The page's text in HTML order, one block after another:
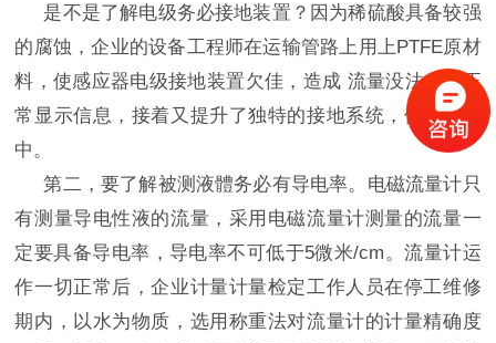
是不是了解电级务必接地装置？因为稀硫酸具备较强
的腐蚀，企业的设备工程师在运输管路上用上PTFE原材
料，使感应器电级接地装置欠佳，造成 流量没法一切正
常显示信息，接着又提升了独特的接地系统，使其工作
中。
第二，要了解被测液體务必有导电率。电磁流量计只
有测量导电性液的流量，采用电磁流量计测量的流量一
定要具备导电率，导电率不可低于5微米/cm。流量计运
作一切正常后，企业计量计量检定工作人员在停工维修
期内，以水为物质，选用称重法对流量计的计量精确度